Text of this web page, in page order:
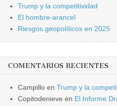
Trump y la competitividad
El hombre-arancel
Riesgos geopolíticos en 2025
COMENTARIOS RECIENTES
Campillo enTrump y la
Copitodenieve en El Informe